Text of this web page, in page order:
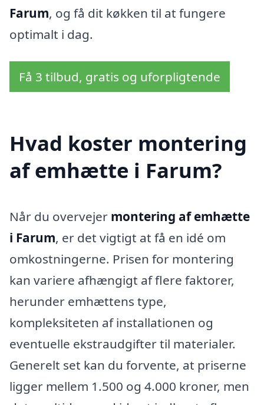
Farum, og få dit køkken til at fungere
optimalt i dag.
Få 3 tilbud, gratis og uforpligtende
Hvad koster montering
af emhætte i Farum?
Når du overvejer montering af emhætte
i Farum, er det vigtigt at få en idé om
omkostningerne. Prisen for montering
kan variere afhængigt af flere faktorer,
herunder emhættens type,
kompleksiteten af installationen og
eventuelle ekstraudgifter til materialer.
Generelt set kan du forvente, at priserne
ligger mellem 1.500 og 4.000 kroner, men